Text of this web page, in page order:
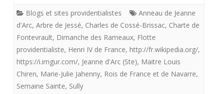
flotte
providentialiste
“Trois
Blogs et sites providentialistes
Anneau de Jeanne
d'Arc, Arbre de Jessé, Charles de Cossé-Brissac, Charte de
Fontevrault, Dimanche des Rameaux, Flotte
providentialiste, Henri IV de France, http://fr.wikipedia.org/,
https://i.imgur.com/, Jeanne d'Arc (Ste), Maitre Louis
Chiren, Marie-Julie Jahenny, Rois de France et de Navarre,
Semaine Sainte, Sully